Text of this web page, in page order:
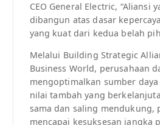
CEO General Electric, “Aliansi
dibangun atas dasar
yang kuat dari kedua belah
Melalui Building Strategic
Business World, perusahaan
mengoptimalkan sumber
nilai tambah yang
sama dan saling mendukung,
mencapai kesuksesan jangka